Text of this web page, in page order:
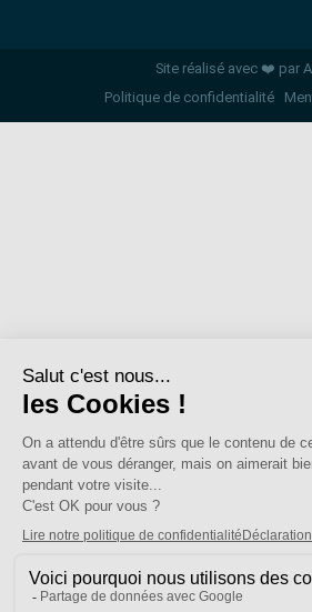
Site réalisé avec ❤️ par
Politique de confidentialité